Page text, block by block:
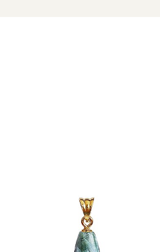
fiind considerat o piatră a
călători în planurile astrale.
aducând echilibru și unitate
cu spiritele strămoșilor, fiind o